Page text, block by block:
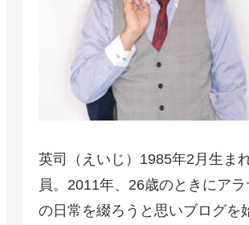
英司（えいじ）1985年2月生ま
員。2011年、26歳のときにアラ
の日常を綴ろうと思いブログを